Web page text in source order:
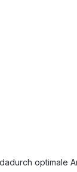
optimale